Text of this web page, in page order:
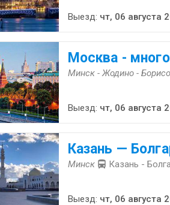
Выезд: чт, 06 августа
Москва -
Минск - Жодино -
Выезд: чт, 06 августа
Казань —
Минск Казань -
Выезд: чт, 06 августа